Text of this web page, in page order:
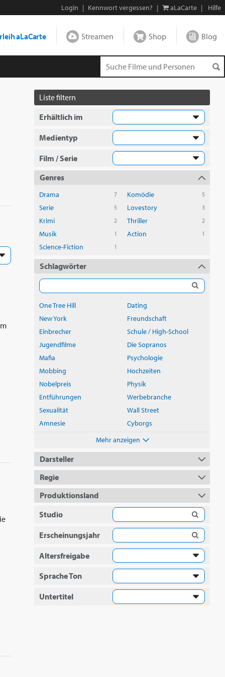
Login | Kennwort vergessen? | aLaCarte | Hilfe
aLaCarte Streamen Shop Blog
Liste filtern
Erhältlich im
Medientyp
Film / Serie
Genres
Drama 7 Komödie 5
Serie 5 Lovestory 3
Krimi 2 Thriller 2
Musik 1 Action 1
Science-Fiction 1
Schlagwörter
One Tree Hill
Dating
New York
Freundschaft
Einbrecher
Schule / High-School
Jugendfilme
Die Sopranos
Mafia
Psychologie
Mobbing
Hochzeiten
Nobelpreis
Physik
Entführungen
Werbebranche
Sexualität
Wall Street
Amnesie
Cyborgs
Mehr anzeigen
Darsteller
Regie
Produktionsland
Studio
Erscheinungsjahr
Altersfreigabe
Sprache Ton
Untertitel